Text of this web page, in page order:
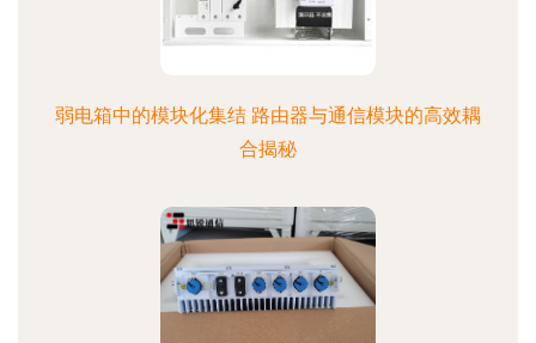
弱电箱中的模块化集结 路由器与通信模块的高效耦
合揭秘